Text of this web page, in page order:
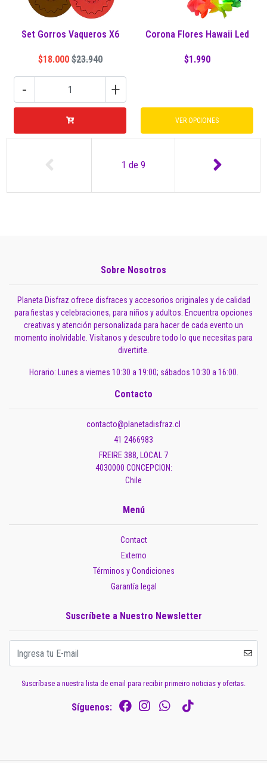
Set Gorros Vaqueros X6
$18.000 $23.940
- +
Corona Flores Hawaii Led
$1.990
VER OPCIONES
1 de 9
Sobre Nosotros
Planeta Disfraz ofrece disfraces y accesorios originales y de calidad
para fiestas y celebraciones, para niños y adultos. Encuentra opciones
creativas y atención personalizada para hacer de cada evento un
momento inolvidable. Visítanos y descubre todo lo que necesitas para
divertirte.
Horario: Lunes a viernes 10:30 a 19:00; sábados 10:30 a 16:00.
Contacto
contacto@planetadisfraz.cl
41 2466983
FREIRE 388, LOCAL 7
4030000 CONCEPCION:
Chile
Menú
Contact
Externo
Términos y Condiciones
Garantía legal
Suscríbete a Nuestro Newsletter
Suscríbase a nuestra lista de email para recibir primeiro noticias y ofertas.
Síguenos: